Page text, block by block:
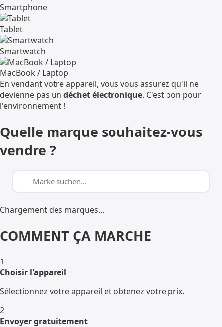
Smartphone
Tablet
Smartwatch
MacBook / Laptop
En vendant votre appareil, vous vous assurez qu'il ne
devienne pas un déchet électronique. C'est bon pour
l'environnement !
Quelle marque souhaitez-vous
vendre ?
Chargement des marques...
COMMENT ÇA MARCHE
1
Choisir l'appareil
Sélectionnez votre appareil et obtenez votre prix.
2
Envoyer gratuitement